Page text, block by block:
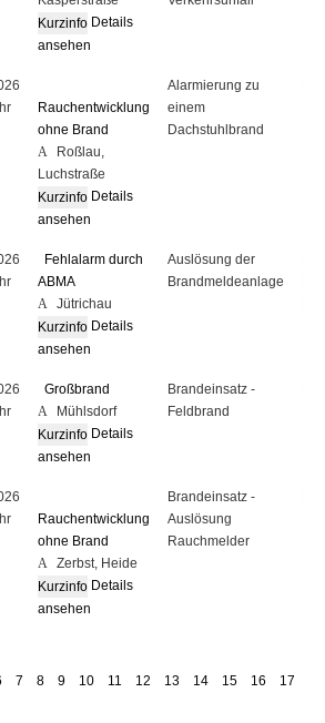
Details
ansehen
Rauchentwicklung
ohne Brand
Roßlau,
Luchstraße
Details
ansehen
Alarmierung zu
einem
Dachstuhlbrand
Fehlalarm durch
ABMA
Jütrichau
Details
ansehen
Auslösung der
Brandmeldeanlage
Großbrand
Mühlsdorf
Details
ansehen
Brandeinsatz -
Feldbrand
Rauchentwicklung
ohne Brand
Zerbst, Heide
Details
ansehen
Brandeinsatz -
Auslösung
Rauchmelder
7 8 9 10 11 12 13 14 15 16 17